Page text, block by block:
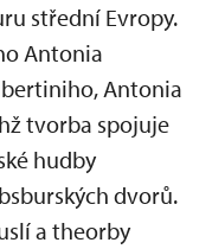
střední Evropy.
Antonia
Antonia
tvorba spojuje
hudby
dvorů.
a theorby